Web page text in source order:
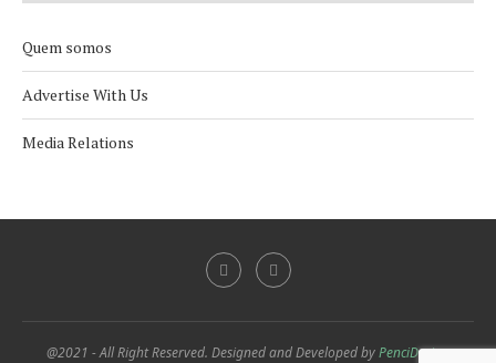
Quem somos
Advertise With Us
Media Relations
@2021 - All Right Reserved. Designed and Developed byPenciDesign